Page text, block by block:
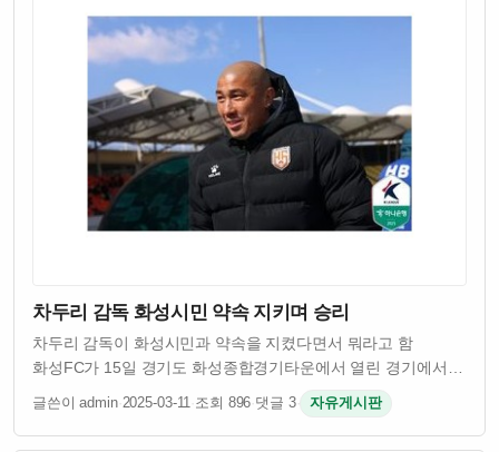
차두리 감독 화성시민 약속 지키며 승리
차두리 감독이 화성시민과 약속을 지켰다면서 뭐라고 함
화성FC가 15일 경기도 화성종합경기타운에서 열린 경기에서
승리를 거뒀음 차두리 감독이 이끄는 팀이었고 시민들이
기대했던 결과였다고 함 원래 차두리 감독은 화성시민들에게
승리를 약속했었다고 하던데 그 약속을 실제로 …
글쓴이 admin·2025-03-11·조회 896·댓글 3· 자유게시판